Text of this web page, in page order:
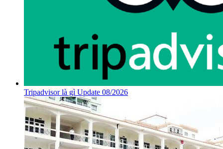
Tripadvisor là gì Update 08/2026